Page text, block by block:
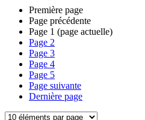
Première page
Page précédente
Page 1 (page actuelle)
Page 2
Page 3
Page 4
Page 5
Page suivante
Dernière page